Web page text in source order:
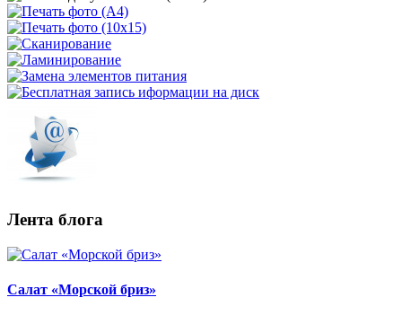
Лента блога
Салат «Морской бриз»